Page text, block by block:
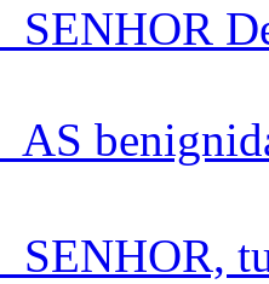
SENHOR
AS
SENHOR,